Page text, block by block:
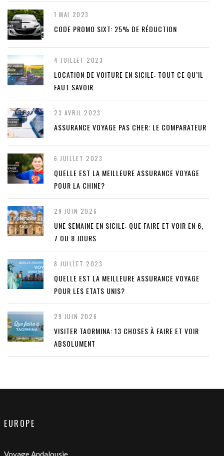
1 MAI 2023
CODE PROMO SIXT: 25% DE RÉDUCTION
4 JUILLET 2023
LOCATION DE VOITURE EN SICILE: TOUT CE QU’IL
FAUT SAVOIR
23 AVRIL 2023
ASSURANCE VOYAGE PAS CHER: LE COMPARATEUR
6 JUILLET 2023
QUELLE EST LA MEILLEURE ASSURANCE VOYAGE
POUR LA CHINE?
29 JUIN 2026
UNE SEMAINE EN SICILE: QUE FAIRE ET VOIR EN 6,
7 OU 8 JOURS
8 JUILLET 2023
QUELLE EST LA MEILLEURE ASSURANCE VOYAGE
POUR LES ETATS UNIS?
29 JUIN 2026
VISITER TAORMINA: 13 CHOSES À FAIRE ET VOIR
ABSOLUMENT
EUROPE
Voyage Andalousie